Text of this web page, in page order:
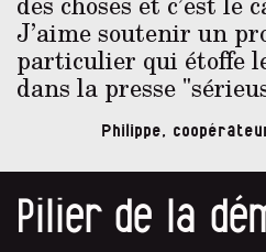
J’aime soutenir un
particulier qui étoffe
dans la presse
Philippe,
Pilier de la